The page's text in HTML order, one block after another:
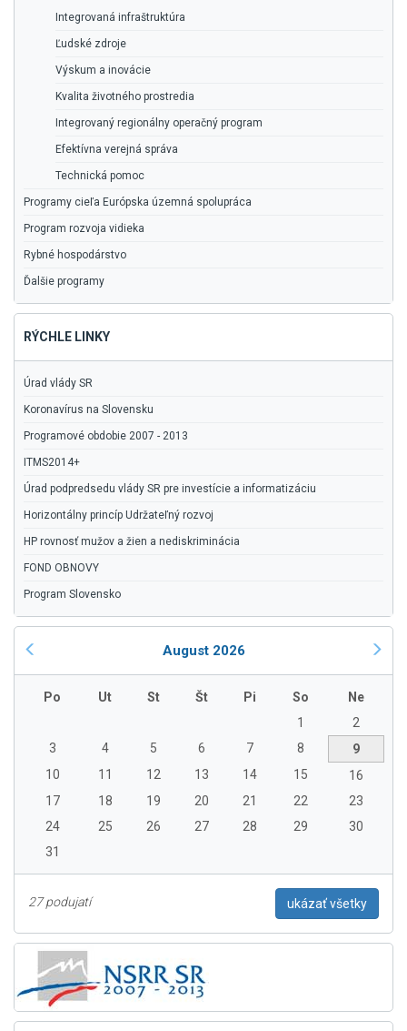
Integrovaná infraštruktúra
Ľudské zdroje
Výskum a inovácie
Kvalita životného prostredia
Integrovaný regionálny operačný program
Efektívna verejná správa
Technická pomoc
Programy cieľa Európska územná spolupráca
Program rozvoja vidieka
Rybné hospodárstvo
Ďalšie programy
RÝCHLE LINKY
Úrad vlády SR
Koronavírus na Slovensku
Programové obdobie 2007 - 2013
ITMS2014+
Úrad podpredsedu vlády SR pre investície a informatizáciu
Horizontálny princíp Udržateľný rozvoj
HP rovnosť mužov a žien a nediskriminácia
FOND OBNOVY
Program Slovensko
August 2026
Po Ut St Št Pi So
Ne
1
2
3
4 5 6 7 8
9
10
11 12 13 14 15
16
17
18 19 20 21 22
23
24
25 26 27 28 29
30
31
27 podujatí ukázať všetky